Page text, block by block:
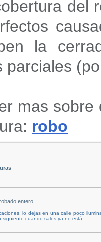
del
la
parciales
mas
robo
entero
lo dejas en una calle poco
cuando sales ya no está.